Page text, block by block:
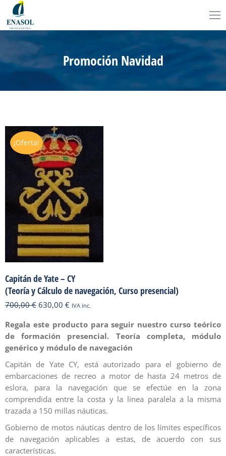
Promoción Navidad
¡Oferta!
Capitán de Yate – CY
(Teoría y Cálculo de navegación, Curso presencial)
700,00€ El
original
era:
700,00 €.
630,00 €El
actual
es:
630,00 €.
IVA inc.
Regala este producto para seguir nuestro curso teórico
de formación presencial. Teoría completa, módulo
genérico y módulo de navegación
Capitán de Yate CY, está autorizado para el gobierno de
embarcaciones de recreo a motor de hasta 24 metros de
eslora, para la navegación que se efectúe en la zona
comprendida entre la costa y la linea paralela a la misma
trazada a 150 millas náuticas.
Gobierno de motos náuticas dentro de los límites específicos
de navegación aplicables a estas, de acuerdo con sus
características.